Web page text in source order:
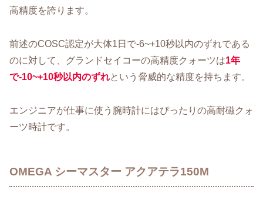
高精度を誇ります。
前述のCOSC認定が大体1日で-6~+10秒以内のずれである
のに対して、グランドセイコーの高精度クォーツは1年
で-10~+10秒以内のずれという脅威的な精度を持ちます。
エンジニアが仕事に使う腕時計にはぴったりの高耐磁クォ
ーツ時計です。
OMEGA シーマスター アクアテラ150M